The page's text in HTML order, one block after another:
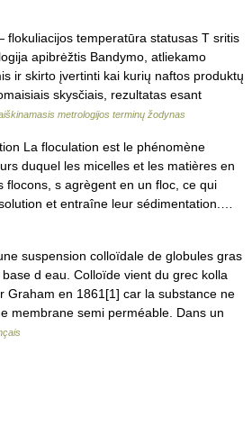
flokuliacijos temperatūra statusas T sritis
apibrėžtis Bandymo, atliekamo
ir skirto įvertinti kai kurių naftos produktų
skysčiais, rezultatas esant
metrologijos terminų žodynas
La floculation est le phénomène
duquel les micelles et les matières en
flocons, s agrègent en un floc, ce qui
et entraîne leur sédimentation.…
suspension colloïdale de globules gras
d eau. Colloïde vient du grec kolla
Graham en 1861[1] car la substance ne
membrane semi perméable. Dans un